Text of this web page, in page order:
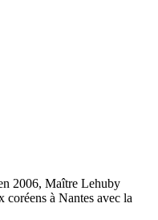
2006, Maître Lehuby
coréens à Nantes avec la